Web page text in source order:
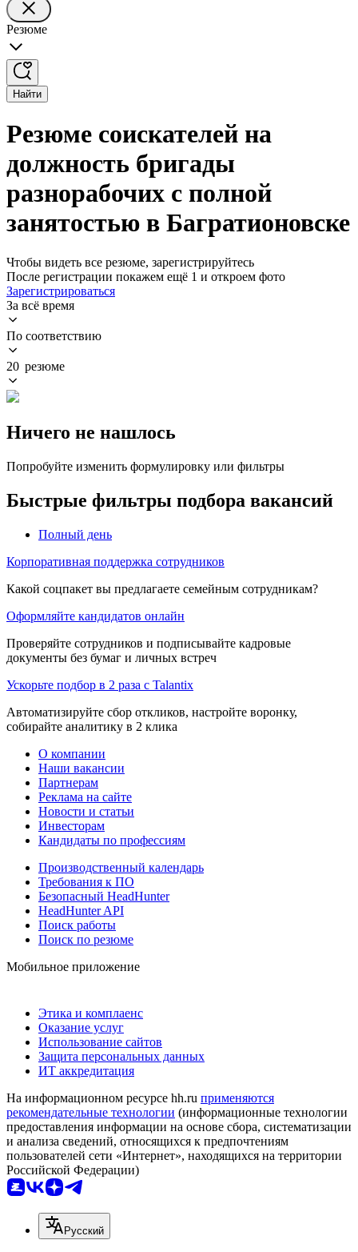
Резюме
Найти
Резюме соискателей на
должность бригады
разнорабочих с полной
занятостью в Багратионовске
Чтобы видеть все резюме, зарегистрируйтесь
После регистрации покажем ещё 1 и откроем фото
Зарегистрироваться
За всё время
По соответствию
20 резюме
Ничего не нашлось
Попробуйте изменить формулировку или фильтры
Быстрые фильтры подбора вакансий
Полный день
Корпоративная поддержка сотрудников
Какой соцпакет вы предлагаете семейным сотрудникам?
Оформляйте кандидатов онлайн
Проверяйте сотрудников и подписывайте кадровые
документы без бумаг и личных встреч
Ускорьте подбор в 2 раза с Talantix
Автоматизируйте сбор откликов, настройте воронку,
собирайте аналитику в 2 клика
О компании
Наши вакансии
Партнерам
Реклама на сайте
Новости и статьи
Инвесторам
Кандидаты по профессиям
Производственный календарь
Требования к ПО
Безопасный HeadHunter
HeadHunter API
Поиск работы
Поиск по резюме
Мобильное приложение
Этика и комплаенс
Оказание услуг
Использование сайтов
Защита персональных данных
ИТ аккредитация
На информационном ресурсе hh.ru применяются
рекомендательные технологии (информационные технологии
предоставления информации на основе сбора, систематизации
и анализа сведений, относящихся к предпочтениям
пользователей сети «Интернет», находящихся на территории
Российской Федерации)
Русский